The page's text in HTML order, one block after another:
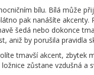
bílu. Bílá může
pak nanášíte
šedá nebo dokonce
aniž by porušila pravidla
tmavší akcent,
zůstane vzdušná a